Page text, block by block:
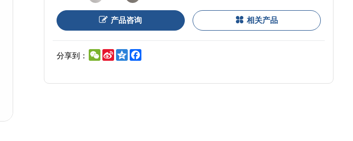
产品咨询 相关产品
分享到： WeChat
Sina
Weibo
QzoneFacebook